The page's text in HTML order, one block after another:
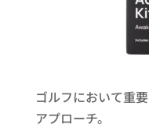
ゴルフにおいて重
アプローチ。